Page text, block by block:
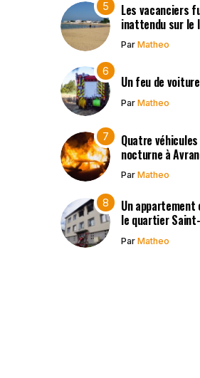
Les vacanciers
inattendu sur le
Par Matheo
Un feu de
Par Matheo
Quatre
nocturne à
Par Matheo
Un
le quartier
Par Matheo